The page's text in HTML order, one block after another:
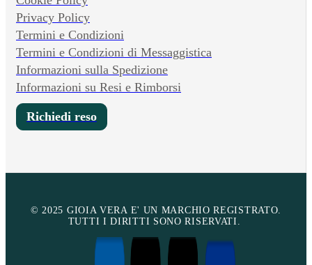
Privacy Policy
Termini e Condizioni
Termini e Condizioni di Messaggistica
Informazioni sulla Spedizione
Informazioni su Resi e Rimborsi
Richiedi reso
© 2025 GIOIA VERA E' UN MARCHIO REGISTRATO.
TUTTI I DIRITTI SONO RISERVATI.